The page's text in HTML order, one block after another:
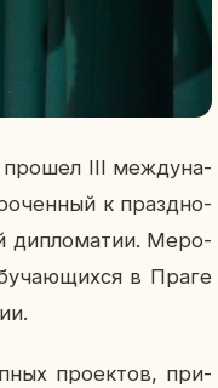
прошел III меж­ду­на­
к празд­но­
ди­пло­ма­тии. Ме­ро­
в Праге
про­ек­тов, при­